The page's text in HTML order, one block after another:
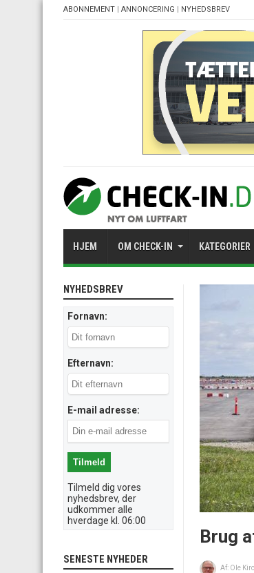
ABONNEMENT | ANNONCERING | NYHEDSBREV
HJEM OM CHECK-IN KATEGORIER
Brug
Af: Ole
NYHEDSBREV
Fornavn:
Efternavn:
E-mail adresse:
Tilmeld dig vores
nyhedsbrev, der
udkommer alle
hverdage kl. 06:00
SENESTE NYHEDER